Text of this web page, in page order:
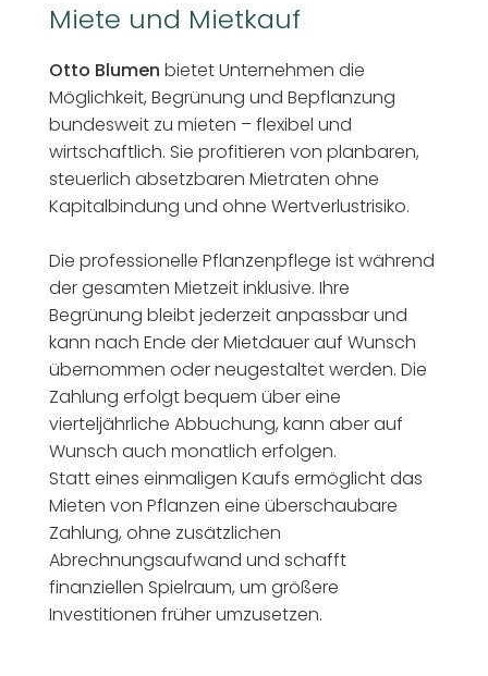
Miete und Mietkauf
Otto Blumen bietet Unternehmen die
Möglichkeit, Begrünung und Bepflanzung
bundesweit zu mieten – flexibel und
wirtschaftlich. Sie profitieren von planbaren,
steuerlich absetzbaren Mietraten ohne
Kapitalbindung und ohne Wertverlustrisiko.
Die professionelle Pflanzenpflege ist während
der gesamten Mietzeit inklusive. Ihre
Begrünung bleibt jederzeit anpassbar und
kann nach Ende der Mietdauer auf Wunsch
übernommen oder neugestaltet werden. Die
Zahlung erfolgt bequem über eine
vierteljährliche Abbuchung, kann aber auf
Wunsch auch monatlich erfolgen.
Statt eines einmaligen Kaufs ermöglicht das
Mieten von Pflanzen eine überschaubare
Zahlung, ohne zusätzlichen
Abrechnungsaufwand und schafft
finanziellen Spielraum, um größere
Investitionen früher umzusetzen.